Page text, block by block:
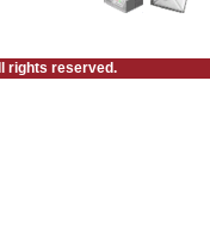
rights reserved.